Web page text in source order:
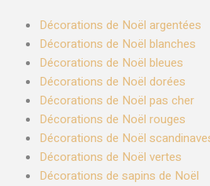
Décorations de Noël argentées
Décorations de Noël blanches
Décorations de Noël bleues
Décorations de Noël dorées
Décorations de Noël pas cher
Décorations de Noël rouges
Décorations de Noël
Décorations de Noël vertes
Décorations de sapins de Noël